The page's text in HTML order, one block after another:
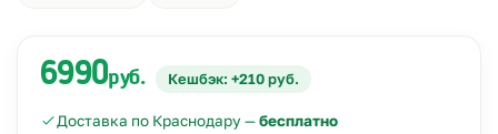
6990руб. Кешбэк: +210 руб.
Доставка по Краснодару —бесплатно